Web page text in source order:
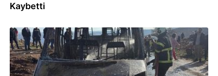
Kaybetti
23.03.2026